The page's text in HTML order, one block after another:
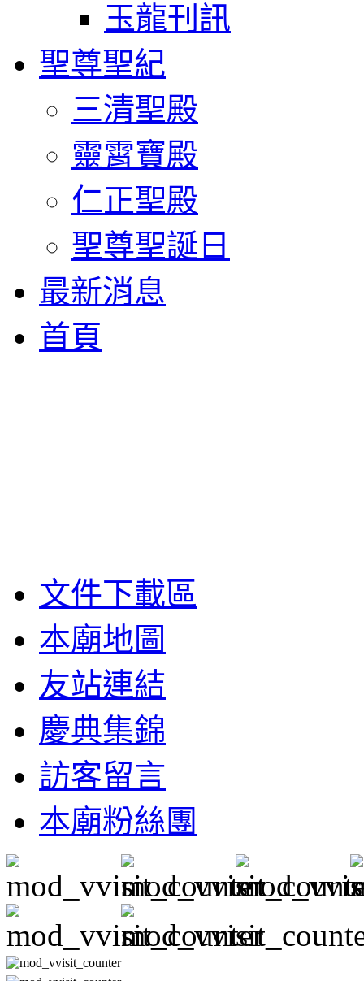
玉龍刊訊
聖尊聖紀
三清聖殿
靈霄寶殿
仁正聖殿
聖尊聖誕日
最新消息
首頁
文件下載區
本廟地圖
友站連結
慶典集錦
訪客留言
本廟粉絲團